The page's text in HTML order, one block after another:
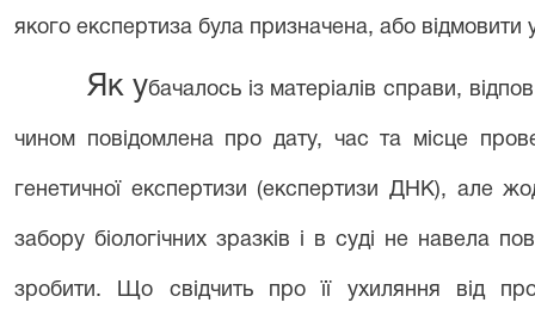
якого експертиза була призначена, або відмовити
Як убачалось із матеріалів справи,
чином повідомлена про дату, час та місце
генетичної експертизи (експертизи ДНК), але
забору біологічних зразків і в суді не навела
зробити. Що свідчить про її ухиляння від